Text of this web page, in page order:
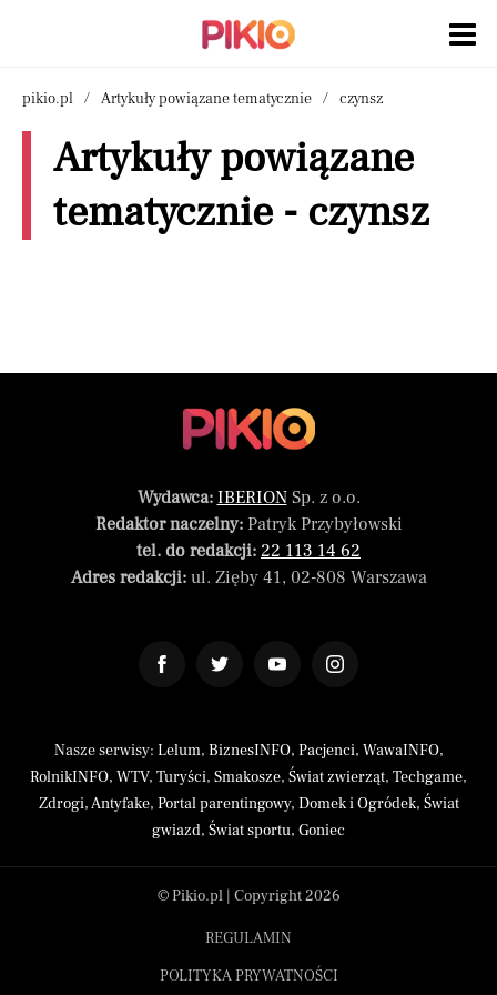
pikio.pl Artykuły powiązane tematycznie czynsz
Artykuły powiązane
tematycznie - czynsz
Wydawca: IBERIONSp. z o.o.
Redaktor naczelny:Patryk Przybyłowski
tel. do redakcji: 22 113 14 62
Adres redakcji:ul. Zięby 41, 02-808 Warszawa
Nasze serwisy: Lelum, BiznesINFO, Pacjenci, WawaINFO,
RolnikINFO, WTV, Turyści, Smakosze, Świat zwierząt, Techgame,
Zdrogi,Antyfake, Portal parentingowy, Domek i Ogródek, Świat
gwiazd, Świat sportu, Goniec
© Pikio.pl | Copyright 2026
REGULAMIN
POLITYKA PRYWATNOŚCI